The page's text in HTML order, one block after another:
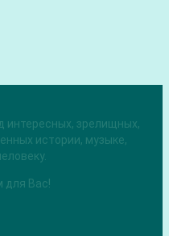
интересных, зрелищных,
истории, музыке,
для Вас!